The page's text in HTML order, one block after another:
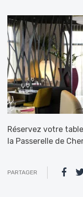
Réservez votre
la Passerelle de
PARTAGER